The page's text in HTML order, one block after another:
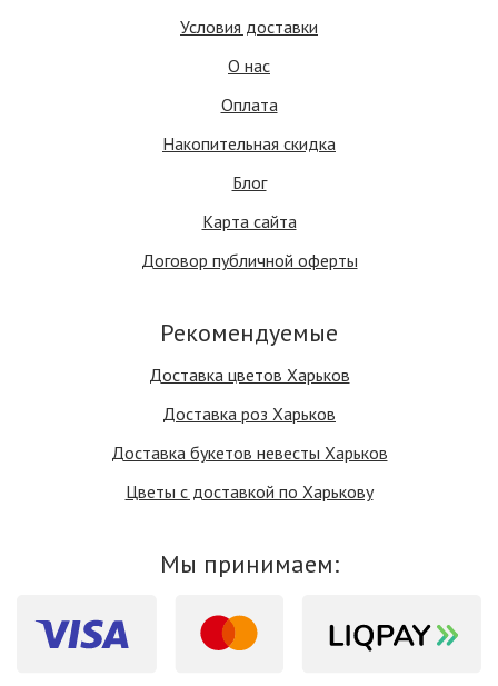
Условия доставки
О нас
Оплата
Накопительная скидка
Блог
Карта сайта
Договор публичной оферты
Рекомендуемые
Доставка цветов Харьков
Доставка роз Харьков
Доставка букетов невесты Харьков
Цветы с доставкой по Харькову
Мы принимаем: